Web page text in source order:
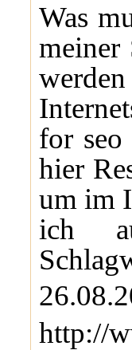
Was
meiner
for
hier
um im
ich
http://